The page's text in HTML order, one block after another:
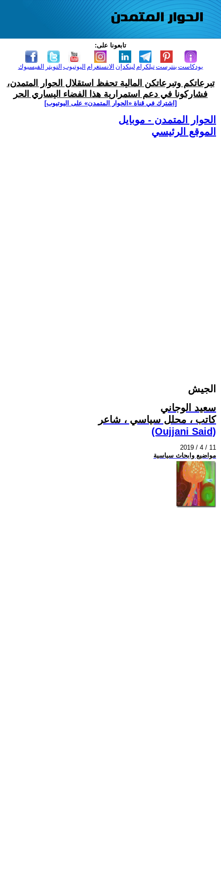
تابعونا على:
الفيسبوك التويتر اليوتيوب الانستغرام لينكدإن تيلكرامبنترست بودكاست
تبرعاتكم وتبرعاتكن المالية تحفظ استقلال الحوار المتمدن،
فشاركونا في دعم استمرارية هذا الفضاء اليساري الحر
[اشترك في قناة ‫«الحوار المتمدن» على اليوتيوب]
الحوار المتمدن - موبايل
الموقع الرئيسي
الجيش
سعيد الوجاني
كاتب ، محلل سياسي ، شاعر
(Oujjani Said)
2019 / 4 / 11
مواضيع وابحاث سياسية